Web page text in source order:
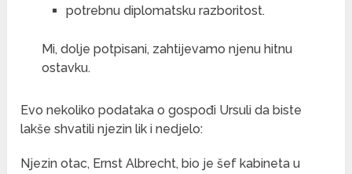
potrebnu diplomatsku razboritost.
Mi, dolje potpisani, zahtijevamo njenu hitnu
ostavku.
Evo nekoliko podataka o gospođi Ursuli da biste
lakše shvatili njezin lik i nedjelo:
Njezin otac, Ernst Albrecht, bio je šef kabineta u